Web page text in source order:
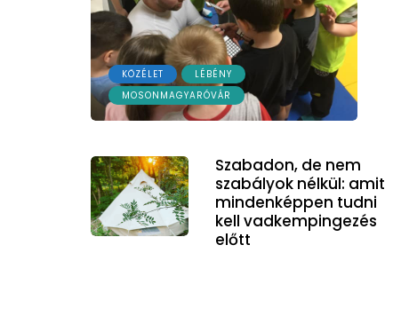
KÖZÉLET
LÉBÉNY
MOSONMAGYARÓVÁR
Szabadon, de nem
szabályok nélkül: amit
mindenképpen tudni
kell vadkempingezés
előtt